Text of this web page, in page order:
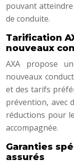
pouvant
de conduite.
Tarification
nouveaux
AXA propose
nouveaux
et des tarifs
prévention, avec
réductions pour
accompagnée.
Garanties
assurés